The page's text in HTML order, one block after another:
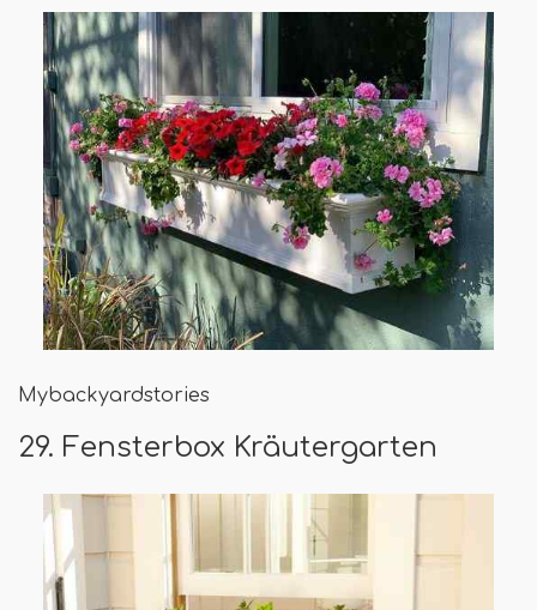
Mybackyardstories
29. Fensterbox Kräutergarten